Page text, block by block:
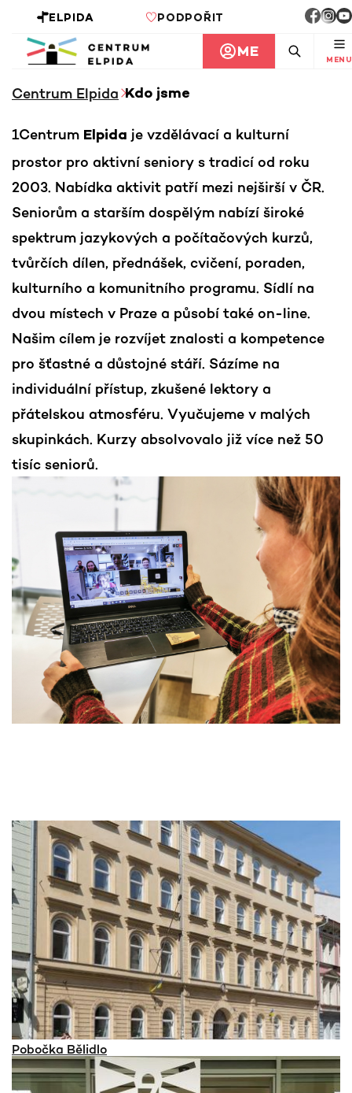
ELPIDA PODPOŘIT
ME MENU
Centrum Elpida Kdo jsme
1Centrum Elpidaje vzdělávací a kulturní
prostor pro aktivní seniory s tradicí od roku
2003. Nabídka aktivit patří mezi nejširší v ČR.
Seniorům a starším dospělým nabízí široké
spektrum jazykových a počítačových kurzů,
tvůrčích dílen, přednášek, cvičení, poraden,
kulturního a komunitního programu. Sídlí na
dvou místech v Praze a působí také on-line.
Našim cílem je rozvíjet znalosti a kompetence
pro šťastné a důstojné stáří. Sázíme na
individuální přístup, zkušené lektory a
přátelskou atmosféru. Vyučujeme v malých
skupinkách. Kurzy absolvovalo již více než 50
tisíc seniorů.
Pobočka Bělidlo